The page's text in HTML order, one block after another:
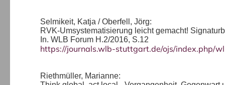
Selmikeit, Katja / Oberfell, Jörg:
RVK-Umsystematisierung leicht gemacht!
In. WLB Forum H.2/2016, S.12
https://journals.wlb-stuttgart.de/ojs/index.php/
Riethmüller, Marianne: